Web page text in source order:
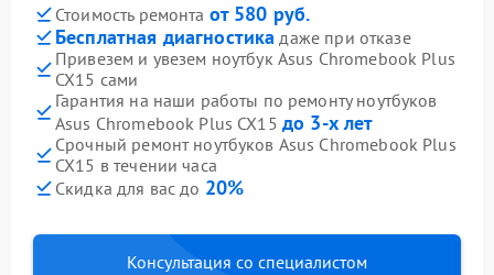
Стоимость ремонта от 580 руб.
Бесплатная диагностика даже при отказе
Привезем и увезем ноутбук Asus Chromebook Plus
CX15 сами
Гарантия на наши работы по ремонту ноутбуков
Asus Chromebook Plus CX15 до 3-х лет
Срочный ремонт ноутбуков Asus Chromebook Plus
CX15 в течении часа
Скидка для вас до 20%
Консультация со специалистом